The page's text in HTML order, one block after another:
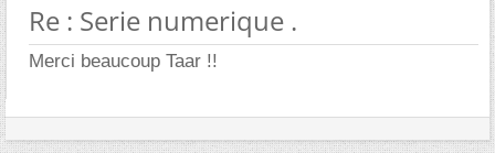
Re : Serie numerique .
Merci beaucoup Taar !!